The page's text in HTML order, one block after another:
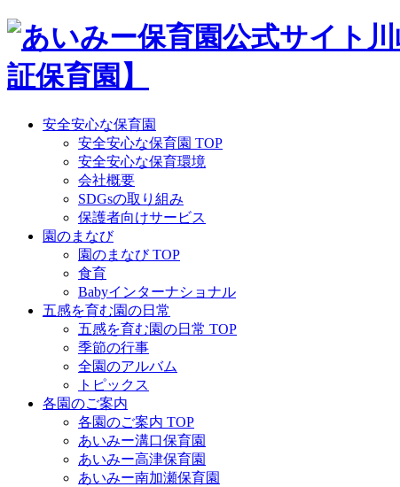
Skip
content
安全安心な保育園
安全安心な保育園 TOP
安全安心な保育環境
会社概要
SDGsの取り組み
保護者向けサービス
園のまなび
園のまなび TOP
食育
Babyインターナショナル
五感を育む園の日常
五感を育む園の日常 TOP
季節の行事
全園のアルバム
トピックス
各園のご案内
各園のご案内 TOP
あいみー溝口保育園
あいみー高津保育園
あいみー南加瀬保育園